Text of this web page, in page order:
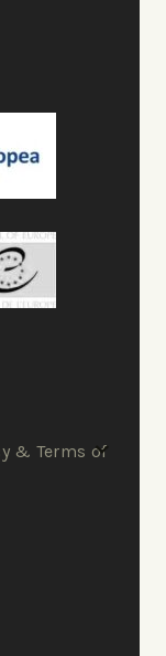
& Terms of